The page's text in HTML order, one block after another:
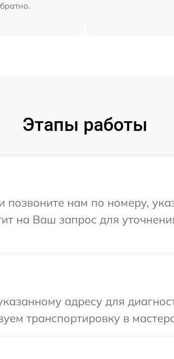
Этапы работы
нам по номеру,
на Ваш запрос для
адресу для
транспортировку в